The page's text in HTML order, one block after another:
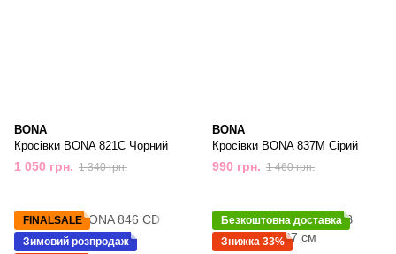
BONA
Кросівки BONA 821C Чорний
1 050 грн. 1 340 грн.
BONA
Кросівки BONA 837M Сірий
990 грн. 1 460 грн.
FINALSALE
Зимовий розпродаж
Безкоштовна доставка
Знижка 33%